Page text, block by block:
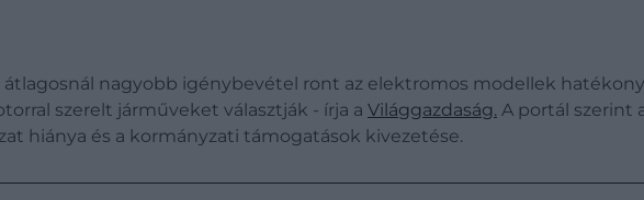
nagyobb igénybevétel ront az elektromos modellek
szerelt járműveket választják - írja a Világgazdaság. A portál szerint
hiánya és a kormányzati támogatások kivezetése.